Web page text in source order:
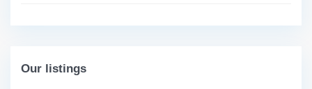
Our listings